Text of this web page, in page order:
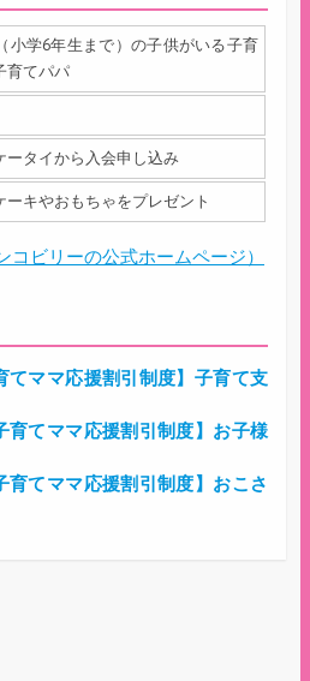
小学6年生まで）の子供がいる子育
育てパパ
ータイから入会申し込み
ーキやおもちゃをプレゼント
ビリーの公式ホームページ）
てママ応援割引制度】子育て支
育てママ応援割引制度】お子様
育てママ応援割引制度】おこさ